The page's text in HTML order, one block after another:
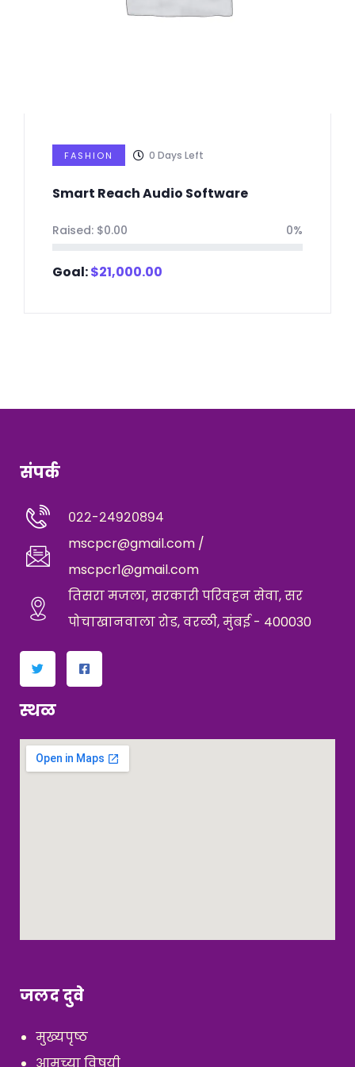
FASHION 0 Days Left
Smart Reach Audio Software
Raised: $0.00 0%
Goal:$21,000.00
संपर्क
०२२-२४९२०८९४
mscpcr@gmail.com /
mscpcr1@gmail.com
तिसरा मजला, सरकारी परिवहन सेवा, सर
पोचाखानवाला रोड, वरळी, मुंबई - 400030
स्थळ
जलद दुवे
मुख्यपृष्ठ